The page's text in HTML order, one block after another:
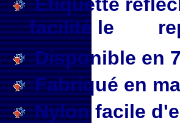
facilité le
Disponible en
Fabriqué en
Nylon facile